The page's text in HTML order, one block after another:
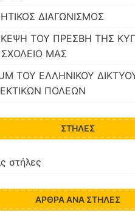
ΔΙΑΓΩΝΙΣΜΟΣ
ΤΟΥ ΠΡΕΣΒΗ ΤΗΣ
ΜΑΣ
ΤΟΥ ΕΛΛΗΝΙΚΟΥ
ΠΟΛΕΩΝ
ΣΤΉΛΕΣ
στήλες
ΆΡΘΡΑ ΑΝΆ ΣΤΉΛΕΣ